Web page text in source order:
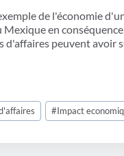
de l'économie
Mexique en
d'affaires peuvent avoir
#Impact